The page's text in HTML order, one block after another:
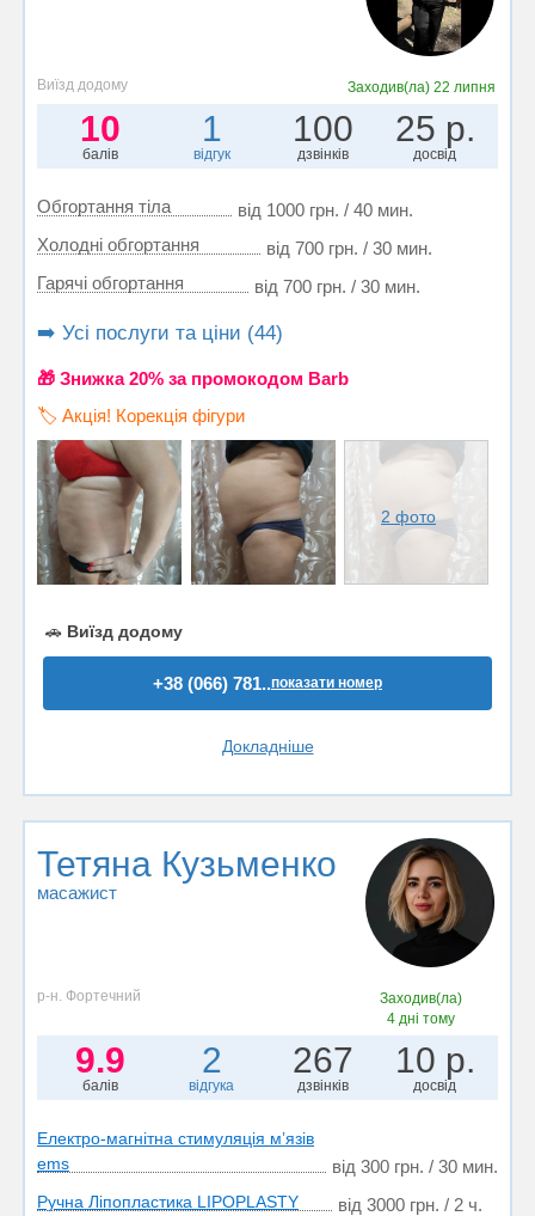
Виїзд додому Заходив(ла) 22 липня
10
балів
1
відгук
100
дзвінків
25 р.
досвід
Обгортання тіла
від 1000 грн. / 40 мин.
Холодні обгортання
від 700 грн. / 30 мин.
Гарячі обгортання
від 700 грн. / 30 мин.
➡️ Усі послуги та ціни (44)
🎁 Знижка 20% за промокодом Barb
🏷️ Акція! Корекція фігури
2 фото
🚗 Виїзд додому
+38 (066) 781..показати номер
Докладніше
Тетяна Кузьменко
масажист
р-н. Фортечний
Заходив(ла)
4 дні тому
9.9
балів
2
відгука
267
дзвінків
10 р.
досвід
Електро-магнітна стимуляція мʼязів
ems
від 300 грн. / 30 мин.
Ручна Ліпопластика LIPOPLASTY від 3000 грн. / 2 ч.